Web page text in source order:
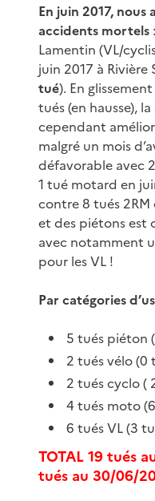
En juin 2017,
accidents mortels
Lamentin (VL/
juin 2017 à Rivière
tué). En
tués (en hausse),
cependant
malgré un mois
défavorable avec
1 tué motard en
contre 8 tués 2RM
et des piétons est
avec notamment
pour les VL !
Par catégories
5 tués piéton
2 tués vélo (0
2 tués cyclo (
4 tués moto
6 tués VL (3
TOTAL 19 tués
tués au 30/06/